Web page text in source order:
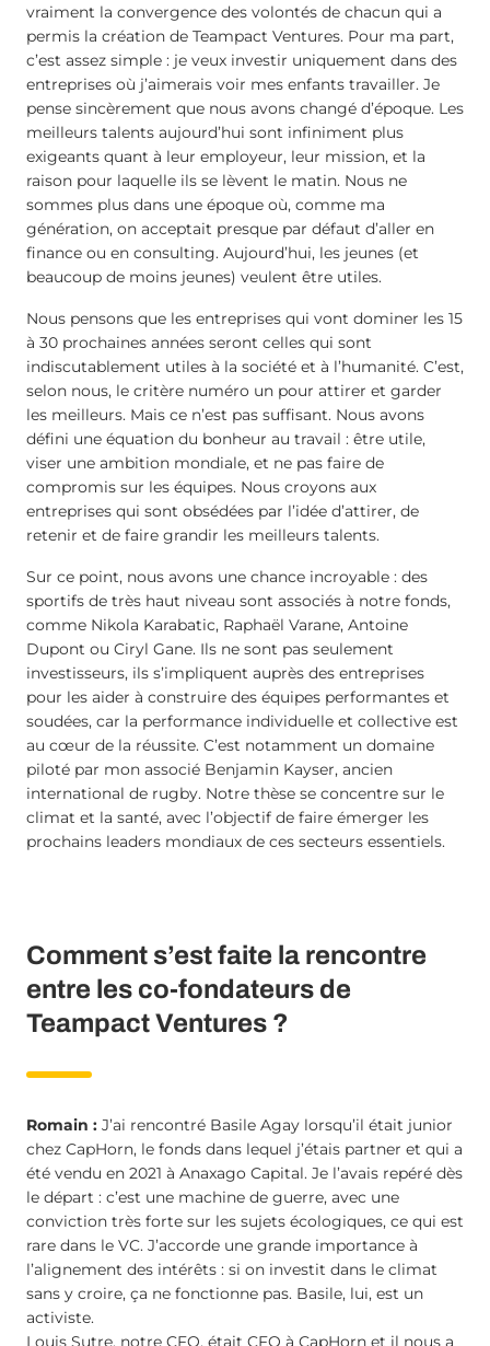
vraiment la convergence des volontés de chacun qui a
permis la création de Teampact Ventures. Pour ma part,
c’est assez simple : je veux investir uniquement dans des
entreprises où j’aimerais voir mes enfants travailler. Je
pense sincèrement que nous avons changé d’époque. Les
meilleurs talents aujourd’hui sont infiniment plus
exigeants quant à leur employeur, leur mission, et la
raison pour laquelle ils se lèvent le matin. Nous ne
sommes plus dans une époque où, comme ma
génération, on acceptait presque par défaut d’aller en
finance ou en consulting. Aujourd’hui, les jeunes (et
beaucoup de moins jeunes) veulent être utiles.
Nous pensons que les entreprises qui vont dominer les 15
à 30 prochaines années seront celles qui sont
indiscutablement utiles à la société et à l’humanité. C’est,
selon nous, le critère numéro un pour attirer et garder
les meilleurs. Mais ce n’est pas suffisant. Nous avons
défini une équation du bonheur au travail : être utile,
viser une ambition mondiale, et ne pas faire de
compromis sur les équipes. Nous croyons aux
entreprises qui sont obsédées par l’idée d’attirer, de
retenir et de faire grandir les meilleurs talents.
Sur ce point, nous avons une chance incroyable : des
sportifs de très haut niveau sont associés à notre fonds,
comme Nikola Karabatic, Raphaël Varane, Antoine
Dupont ou Ciryl Gane. Ils ne sont pas seulement
investisseurs, ils s’impliquent auprès des entreprises
pour les aider à construire des équipes performantes et
soudées, car la performance individuelle et collective est
au cœur de la réussite. C’est notamment un domaine
piloté par mon associé Benjamin Kayser, ancien
international de rugby. Notre thèse se concentre sur le
climat et la santé, avec l’objectif de faire émerger les
prochains leaders mondiaux de ces secteurs essentiels.
Comment s’est faite la rencontre
entre les co-fondateurs de
Teampact Ventures ?
Romain : J’ai rencontré Basile Agay lorsqu’il était junior
chez CapHorn, le fonds dans lequel j’étais partner et qui a
été vendu en 2021 à Anaxago Capital. Je l’avais repéré dès
le départ : c’est une machine de guerre, avec une
conviction très forte sur les sujets écologiques, ce qui est
rare dans le VC. J’accorde une grande importance à
l’alignement des intérêts : si on investit dans le climat
sans y croire, ça ne fonctionne pas. Basile, lui, est un
activiste.
Louis Sutre, notre CFO, était CFO à CapHorn et il nous a